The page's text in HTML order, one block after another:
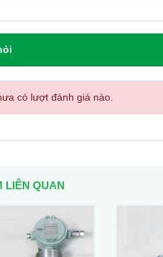
có lượt đánh giá nào.
LIÊN QUAN